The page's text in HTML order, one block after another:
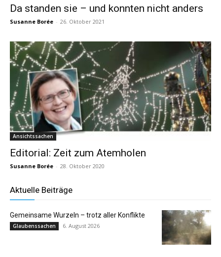
Da standen sie – und konnten nicht anders
Susanne Borée - 26. Oktober 2021
Ansichtssachen
Editorial: Zeit zum Atemholen
Susanne Borée - 28. Oktober 2020
Aktuelle Beiträge
Gemeinsame Wurzeln – trotz aller Konflikte
Glaubenssachen 6. August 2026